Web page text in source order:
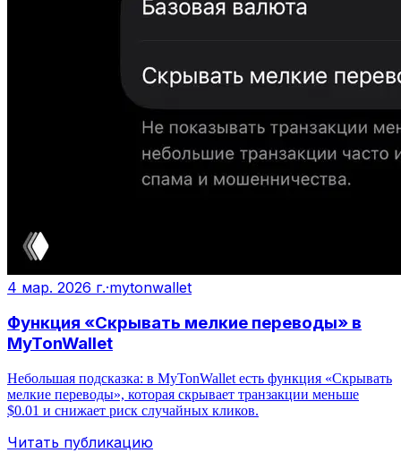
4 мар. 2026 г.·mytonwallet
Функция «Скрывать мелкие переводы» в
MyTonWallet
Небольшая подсказка: в MyTonWallet есть функция «Скрывать
мелкие переводы», которая скрывает транзакции меньше
$0.01 и снижает риск случайных кликов.
Читать публикацию